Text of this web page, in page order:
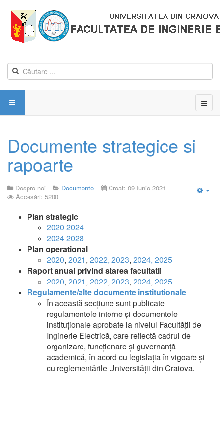
Documente strategice si
rapoarte
Despre noi Documente
Creat: 09 Iunie 2021
Accesări: 5200
Plan strategic
2020 2024
2024 2028
Plan operational
2020, 2021, 2022, 2023, 2024, 2025
Raport anual privind starea facultatii
2020, 2021, 2022, 2023, 2024, 2025
Regulamente/alte documente institutionale
În această secțiune sunt publicate
regulamentele interne și documentele
instituționale aprobate la nivelul Facultății de
Inginerie Electrică, care reflectă cadrul de
organizare, funcționare și guvernanță
academică, în acord cu legislația în vigoare și
cu reglementările Universității din Craiova.